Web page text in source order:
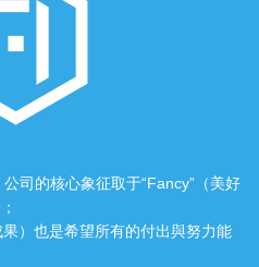
公司的核心象征取于“Fancy”（美好
果）也是希望所有的付出與努力能